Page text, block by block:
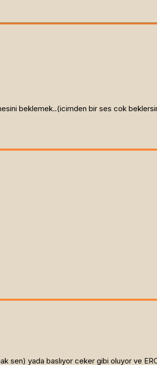
beklemek..(icimden bir ses cok
sen) yada baslıyor ceker gibi oluyor ve